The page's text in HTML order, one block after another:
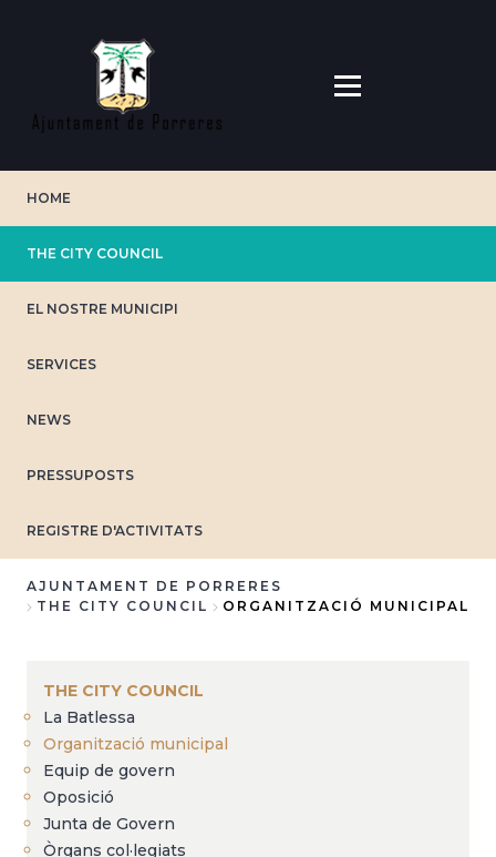
HOME
THE CITY COUNCIL
EL NOSTRE MUNICIPI
SERVICES
NEWS
PRESSUPOSTS
REGISTRE D'ACTIVITATS
AJUNTAMENT DE PORRERES
THE CITY COUNCIL
ORGANITZACIÓ MUNICIPAL
THE CITY COUNCIL
La Batlessa
Organització municipal
Equip de govern
Oposició
Junta de Govern
Òrgans col·legiats